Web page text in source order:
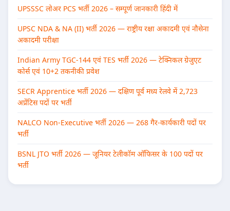
UPSSSC लोअर PCS भर्ती 2026 – सम्पूर्ण जानकारी हिंदी में
UPSC NDA & NA (II) भर्ती 2026 — राष्ट्रीय रक्षा अकादमी एवं नौसेना
अकादमी परीक्षा
Indian Army TGC-144 एवं TES भर्ती 2026 — टेक्निकल ग्रेजुएट
कोर्स एवं 10+2 तकनीकी प्रवेश
SECR Apprentice भर्ती 2026 — दक्षिण पूर्व मध्य रेलवे में 2,723
अप्रेंटिस पदों पर भर्ती
NALCO Non-Executive भर्ती 2026 — 268 गैर-कार्यकारी पदों पर
भर्ती
BSNL JTO भर्ती 2026 — जूनियर टेलीकॉम ऑफिसर के 100 पदों पर
भर्ती